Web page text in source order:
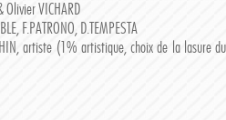
VICHARD
F.PATRONO, D.TEMPESTA
artiste (1% artistique, choix de la lasure du